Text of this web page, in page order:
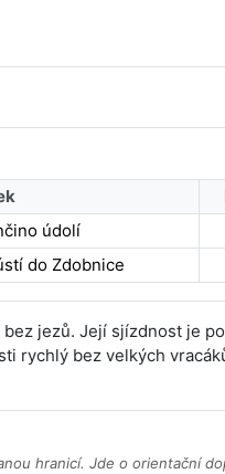
údolí
do Zdobnice
jezů. Její sjízdnost je
rychlý bez velkých
hranicí. Jde o orientační